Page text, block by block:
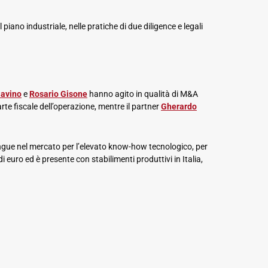
industriale, nelle pratiche di due diligence e legali
eRosario Gisone hanno agito in qualità di M&A
fiscale dell’operazione, mentre il partnerGherardo
nel mercato per l’elevato know-how tecnologico, per
euro ed è presente con stabilimenti produttivi in Italia,